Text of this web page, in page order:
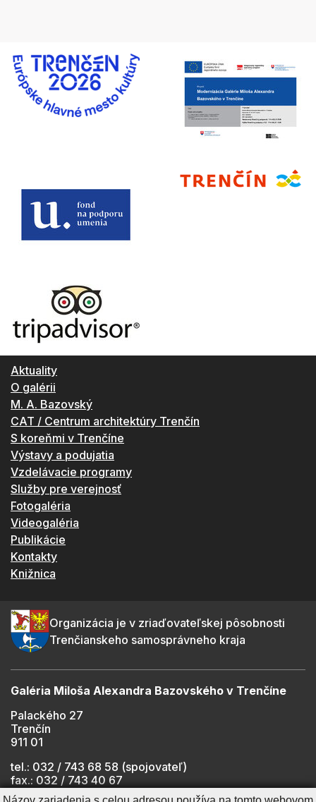
Aktuality
O galérii
M. A. Bazovský
CAT / Centrum architektúry Trenčín
S koreňmi v Trenčíne
Výstavy a podujatia
Vzdelávacie programy
Služby pre verejnosť
Fotogaléria
Videogaléria
Publikácie
Kontakty
Knižnica
Organizácia je v zriaďovateľskej pôsobnosti
Trenčianskeho samosprávneho kraja
Galéria Miloša Alexandra Bazovského v Trenčíne
Palackého 27
Trenčín
911 01
tel.: 032 / 743 68 58 (spojovateľ)
fax.: 032 / 743 40 67
e-mail:
info@gmab.sk